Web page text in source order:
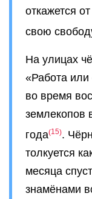
откажется
свою
На улицах
«Работа
во время
землекопов
года 15 .
толкуется
месяца
знамёнами